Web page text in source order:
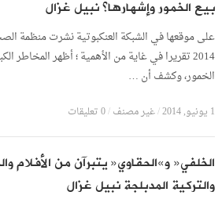
بيع الخمور وإشهارها؟ نبيل غزال
2014 تقريرا في غاية من الأهمية ؛ أظهر المخاطر
الخمور، وكشف أن …
1 يونيو, 2014 /غير مصنف/0 تعليقات
الخلفي« و»الحقاوي« يتبرآن من الأفلام
والتركية المدبلجة نبيل غزال